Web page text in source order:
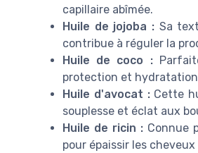
capillaire abîmée.
Huile de jojoba : Sa
contribue à réguler la
Huile de coco :
protection et
Huile d'avocat :Cette
souplesse et éclat aux
Huile de ricin : Connue
pour épaissir les